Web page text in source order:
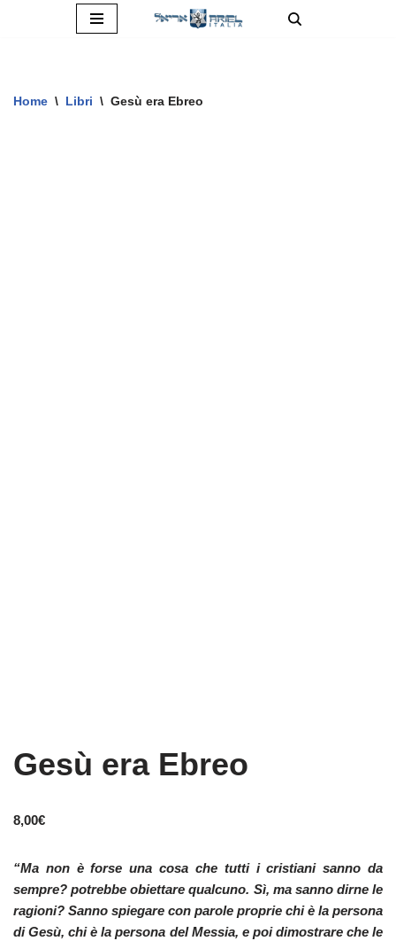
Home \ Libri \ Gesù era Ebreo
Gesù era Ebreo
8,00€
“Ma non è forse una cosa che tutti i cristiani sanno da
sempre? potrebbe obiettare qualcuno. Sì, ma sanno dirne le
ragioni? Sanno spiegare con parole proprie chi è la persona
di Gesù, chi è la persona del Messia, e poi dimostrare che le